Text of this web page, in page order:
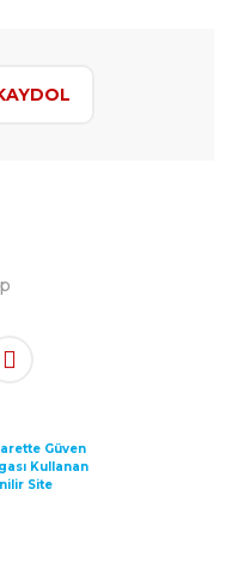
Güven
Kullanan
Site